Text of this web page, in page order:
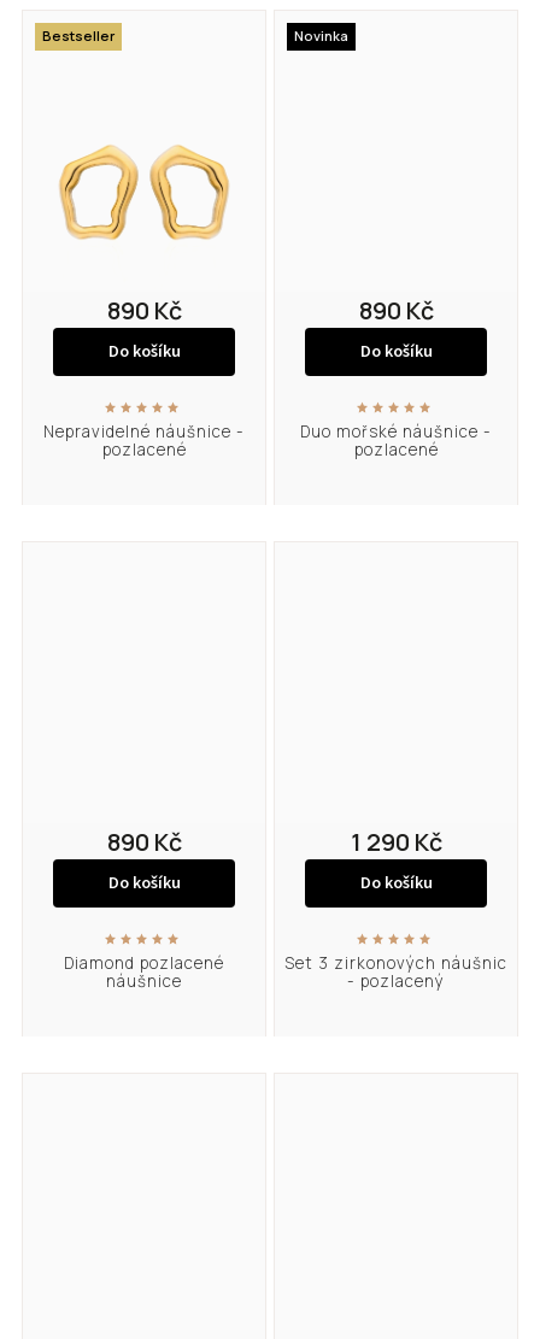
Bestseller
Nepravidelné náušnice -
pozlacené
890 Kč
Do košíku
Novinka
Duo mořské náušnice -
pozlacené
890 Kč
Do košíku
Diamond pozlacené
náušnice
890 Kč
Do košíku
Set 3 zirkonových náušnic
- pozlacený
1 290 Kč
Do košíku